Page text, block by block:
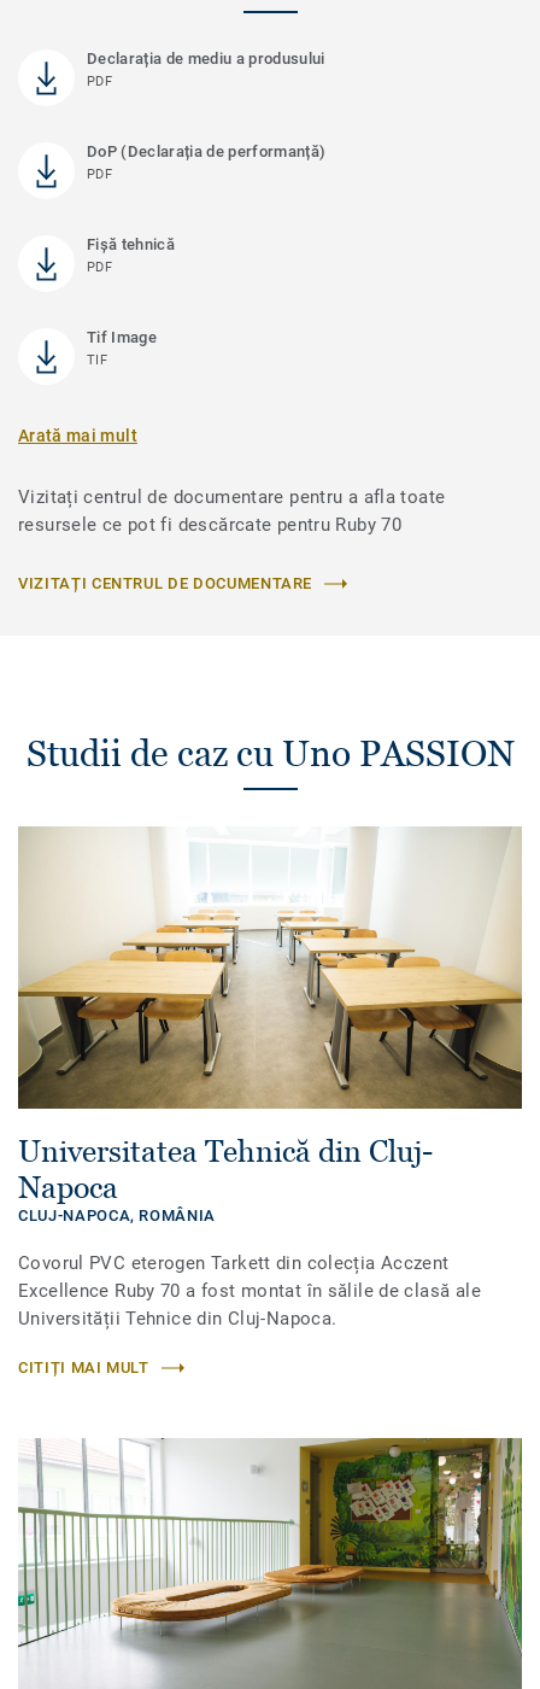
Declarația de mediu a produsului
PDF
DoP (Declarația de performanță)
PDF
Fișă tehnică
PDF
Tif Image
TIF
Arată mai mult
Vizitați centrul de documentare pentru a afla toate
resursele ce pot fi descărcate pentru Ruby 70
VIZITAȚI CENTRUL DE DOCUMENTARE
Studii de caz cu Uno PASSION
Universitatea Tehnică din Cluj-
Napoca
CLUJ-NAPOCA, ROMÂNIA
Covorul PVC eterogen Tarkett din colecția Acczent
Excellence Ruby 70 a fost montat în sălile de clasă ale
Universității Tehnice din Cluj-Napoca.
CITIȚI MAI MULT